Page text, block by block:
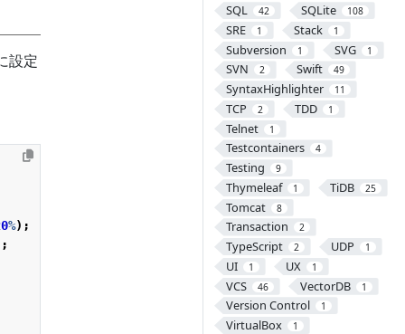
SQL 42 SQLite 108
SRE 1 Stack 1
Subversion 1 SVG 1
SVN 2 Swift 49
SyntaxHighlighter 11
TCP 2 TDD 1
Telnet 1
Testcontainers 4
Testing 9
Thymeleaf 1 TiDB 25
Tomcat 8
Transaction 2
TypeScript 2 UDP 1
UI 1 UX 1
VCS 46 VectorDB 1
Version Control 1
VirtualBox 1
設定
%);